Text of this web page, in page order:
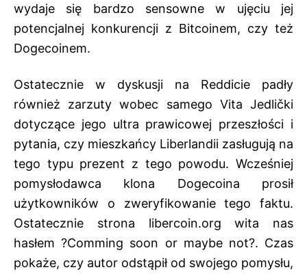
wydaje się bardzo sensowne w ujęciu jej
potencjalnej konkurencji z Bitcoinem, czy też
Dogecoinem.
Ostatecznie w dyskusji na Reddicie padły
również zarzuty wobec samego Vita Jedlički
dotyczące jego ultra prawicowej przeszłości i
pytania, czy mieszkańcy Liberlandii zasługują na
tego typu prezent z tego powodu. Wcześniej
pomysłodawca klona Dogecoina prosił
użytkowników o zweryfikowanie tego faktu.
Ostatecznie strona libercoin.org wita nas
hasłem ?Comming soon or maybe not?. Czas
pokaże, czy autor odstąpił od swojego pomysłu,